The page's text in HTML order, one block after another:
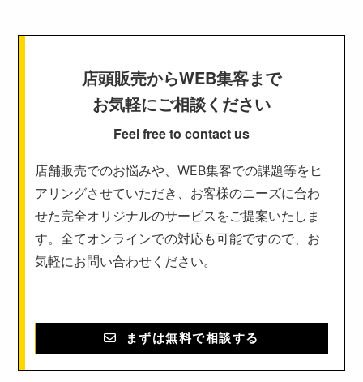
店頭販売からWEB集客まで
お気軽にご相談ください
Feel free to contact us
店舗販売でのお悩みや、WEB集客での課題等をヒ
アリングさせていただき、お客様のニーズに合わ
せた完全オリジナルのサービスをご提案いたしま
す。全てオンラインでの対応も可能ですので、お
気軽にお問い合わせください。
まずは無料で相談する